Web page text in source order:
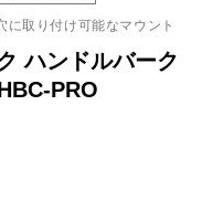
取り付け可能なマウント
ハンドルバーク
PRO